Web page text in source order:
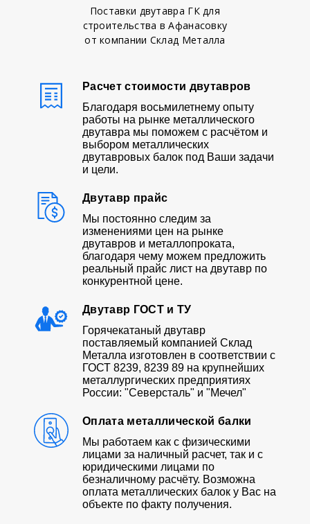
Поставки двутавра ГК для
строительства в Афанасовку
от компании Склад Металла
Расчет стоимости двутавров
Благодаря восьмилетнему опыту
работы на рынке металлического
двутавра мы поможем с расчётом и
выбором металлических
двутавровых балок под Ваши задачи
и цели.
Двутавр прайс
Мы постоянно следим за
изменениями цен на рынке
двутавров и металлопроката,
благодаря чему можем предложить
реальный прайс лист на двутавр по
конкурентной цене.
Двутавр ГОСТ и ТУ
Горячекатаный двутавр
поставляемый компанией Склад
Металла изготовлен в соответствии с
ГОСТ 8239, 8239 89 на крупнейших
металлургических предприятиях
России: "Северсталь" и "Мечел"
Оплата металлической балки
Мы работаем как с физическими
лицами за наличный расчет, так и с
юридическими лицами по
безналичному расчёту. Возможна
оплата металлических балок у Вас на
объекте по факту получения.